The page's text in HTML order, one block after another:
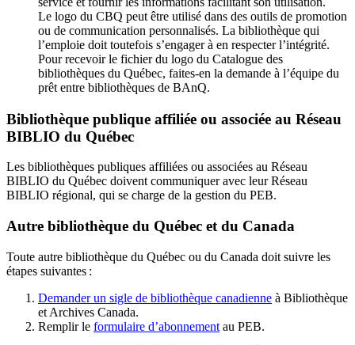
Le logo du CBQ peut être utilisé dans des outils de promotion
ou de communication personnalisés. La bibliothèque qui
l’emploie doit toutefois s’engager à en respecter l’intégrité.
Pour recevoir le fichier du logo du Catalogue des
bibliothèques du Québec, faites-en la demande à l’équipe du
prêt entre bibliothèques de BAnQ.
Bibliothèque publique affiliée ou associée au Réseau
BIBLIO du Québec
Les bibliothèques publiques affiliées ou associées au Réseau
BIBLIO du Québec doivent communiquer avec leur Réseau
BIBLIO régional, qui se charge de la gestion du PEB.
Autre bibliothèque du Québec et du Canada
Toute autre bibliothèque du Québec ou du Canada doit suivre les
étapes suivantes :
Demander un sigle de bibliothèque canadienne à Bibliothèque
et Archives Canada.
Remplir le formulaire d’abonnement au PEB.